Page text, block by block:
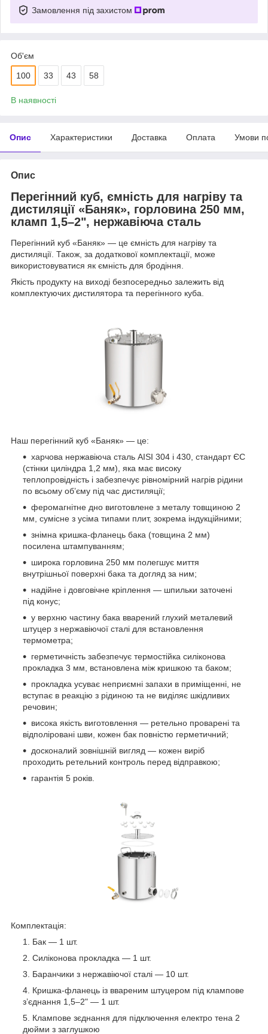
Замовлення під захистом
Об'єм
100 33 43 58
В наявності
Опис Характеристики Доставка Оплата Умови
Опис
Перегінний куб, ємність для нагріву та
дистиляції «Баняк», горловина 250 мм,
кламп 1,5–2", нержавіюча сталь
Перегінний куб «Баняк» — це ємність для нагріву та
дистиляції. Також, за додаткової комплектації, може
використовуватися як ємність для бродіння.
Якість продукту на виході безпосередньо залежить від
комплектуючих дистилятора та перегінного куба.
Наш перегінний куб «Баняк» — це:
харчова нержавіюча сталь AISI 304 і 430, стандарт ЄС
(стінки циліндра 1,2 мм), яка має високу
теплопровідність і забезпечує рівномірний нагрів рідини
по всьому об’єму під час дистиляції;
феромагнітне дно виготовлене з металу товщиною 2
мм, сумісне з усіма типами плит, зокрема індукційними;
знімна кришка-фланець бака (товщина 2 мм)
посилена штампуванням;
широка горловина 250 мм полегшує миття
внутрішньої поверхні бака та догляд за ним;
надійне і довговічне кріплення — шпильки заточені
під конус;
у верхню частину бака вварений глухий металевий
штуцер з нержавіючої сталі для встановлення
термометра;
герметичність забезпечує термостійка силіконова
прокладка 3 мм, встановлена між кришкою та баком;
прокладка усуває неприємні запахи в приміщенні, не
вступає в реакцію з рідиною та не виділяє шкідливих
речовин;
висока якість виготовлення — ретельно проварені та
відполіровані шви, кожен бак повністю герметичний;
досконалий зовнішній вигляд — кожен виріб
проходить ретельний контроль перед відправкою;
гарантія 5 років.
Комплектація:
Бак — 1 шт.
Силіконова прокладка — 1 шт.
Баранчики з нержавіючої сталі — 10 шт.
Кришка-фланець із ввареним штуцером під клампове
з’єднання 1,5–2" — 1 шт.
Клампове зєднання для підключення електро тена 2
дюйми з заглушкою